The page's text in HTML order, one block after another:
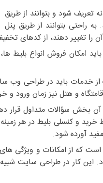
تعریف شود و بتوانند از طریق
راحتی بتوانند از طریق پنل
را تغییر دهند، از کدهای
امکان فروش انواع بلیط
خدمات باید در طراحی وب
و هتل نیز زمان ورود
سؤالات متداول قرار
و کنسلی بلیط در هر
آورده شود.
است که از امکانات و ویژگی
این کار در طراحی سایت